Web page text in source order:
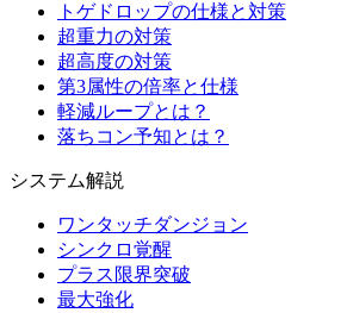
トゲドロップの仕様と対策
超重力の対策
超高度の対策
第3属性の倍率と仕様
軽減ループとは？
落ちコン予知とは？
システム解説
ワンタッチダンジョン
シンクロ覚醒
プラス限界突破
最大強化